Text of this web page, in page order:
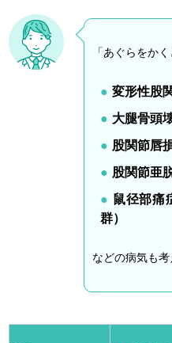
「あぐらをか
変形性股
大腿骨頭
股関節唇
股関節亜
鼠径部痛
群）
などの病気も考